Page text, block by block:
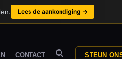
CONTACT STEUN
Lees de aankondiging →